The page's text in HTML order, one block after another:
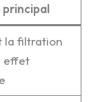
principal
la filtration
effet